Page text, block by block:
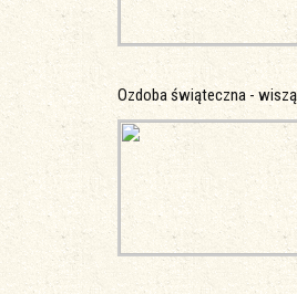
Ozdoba świąteczna -